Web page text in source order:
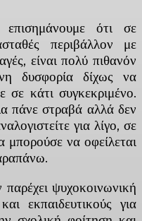
ότι σε
περιβάλλον με
είναι πολύ πιθανόν
δυσφορία δίχως να
κάτι συγκεκριμένο.
πάνε στραβά αλλά δεν
για λίγο, σε
να οφείλεται
ψυχοκοινωνική
εκπαιδευτικούς για